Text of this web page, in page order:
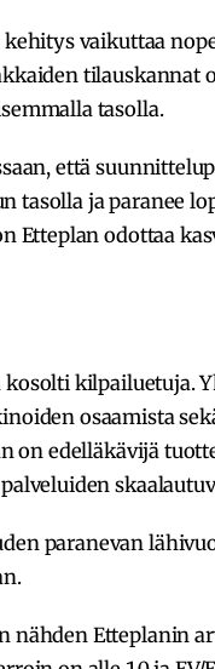
vaikuttaa
tilauskannat
tasolla.
että
tasolla ja paranee
Etteplan odottaa
kilpailuetuja.
osaamista
on edelläkävijä
paranevan
Etteplanin